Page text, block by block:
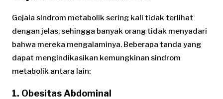
Gejala sindrom metabolik sering kali tidak terlihat
dengan jelas, sehingga banyak orang tidak menyadari
bahwa mereka mengalaminya. Beberapa tanda yang
dapat mengindikasikan kemungkinan sindrom
metabolik antara lain:
1. Obesitas Abdominal